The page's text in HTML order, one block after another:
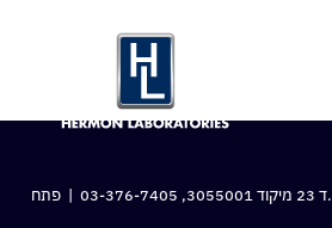
03-376-7405 | פתח